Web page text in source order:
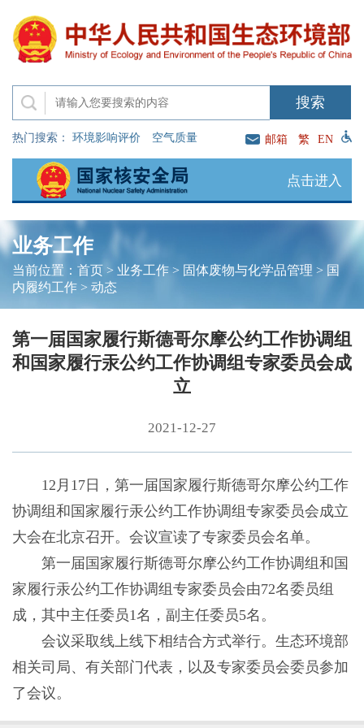
热门搜索： 环境影响评价 空气质量 邮箱 繁 EN
点击进入
业务工作
当前位置： 首页> 业务工作> 固体废物与化学品管理 > 国
内履约工作> 动态
第一届国家履行斯德哥尔摩公约工作协调组
和国家履行汞公约工作协调组专家委员会成
立
2021-12-27
12月17日，第一届国家履行斯德哥尔摩公约工作
协调组和国家履行汞公约工作协调组专家委员会成立
大会在北京召开。会议宣读了专家委员会名单。
第一届国家履行斯德哥尔摩公约工作协调组和国
家履行汞公约工作协调组专家委员会由72名委员组
成，其中主任委员1名，副主任委员5名。
会议采取线上线下相结合方式举行。生态环境部
相关司局、有关部门代表，以及专家委员会委员参加
了会议。